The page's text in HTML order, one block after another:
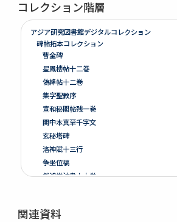
コレクション階層
アジア研究図書館デジタルコレクション
碑帖拓本コレクション
曹全碑
星鳳楼帖十二巻
偽絳帖十二巻
集字聖教序
宣和秘閣帖残一巻
関中本真草千字文
玄秘塔碑
洛神賦十三行
争坐位稿
戯鴻堂法書十六巻
偽絳帖残一巻
関連資料